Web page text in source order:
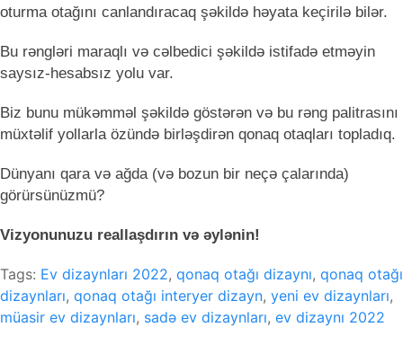
oturma otağını canlandıracaq şəkildə həyata keçirilə bilər.
Bu rəngləri maraqlı və cəlbedici şəkildə istifadə etməyin
saysız-hesabsız yolu var.
Biz bunu mükəmməl şəkildə göstərən və bu rəng palitrasını
müxtəlif yollarla özündə birləşdirən qonaq otaqları topladıq.
Dünyanı qara və ağda (və bozun bir neçə çalarında)
görürsünüzmü?
Vizyonunuzu reallaşdırın və əylənin!
Tags: Ev dizaynları 2022, qonaq otağı dizaynı, qonaq otağı
dizaynları, qonaq otağı interyer dizayn, yeni ev dizaynları,
müasir ev dizaynları, sadə ev dizaynları, ev dizaynı 2022